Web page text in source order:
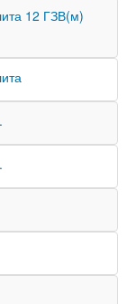
12 ГЗВ(м)